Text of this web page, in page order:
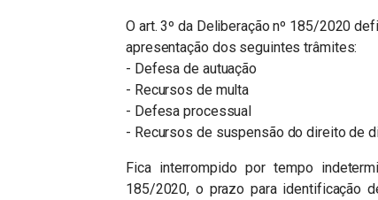
O art. 3º da Deliberação nº 185/2020
apresentação dos seguintes trâmites:
- Defesa de autuação
- Recursos de multa
- Defesa processual
- Recursos de suspensão do direito de
Fica interrompido por tempo
185/2020, o prazo para identificação